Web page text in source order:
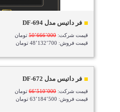
فر داتیس مدل DF-694
قیمت شرکت:50٬666٬000تومان
قیمت فروش: 48٬132٬700 تومان
فر داتیس مدل DF-672
قیمت شرکت:66٬510٬000تومان
قیمت فروش: 63٬184٬500 تومان